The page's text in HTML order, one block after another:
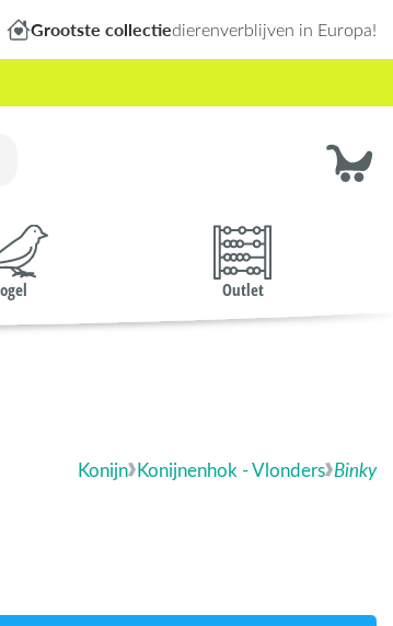
Grootste collectiedierenverblijven in Europa!
Outlet
Konijn Konijnenhok - Vlonders Binky